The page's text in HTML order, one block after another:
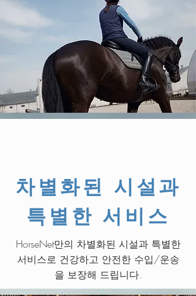
차별화된 시설과
특별한 서비스
HorseNet만의 차별화된 시설과 특별한
서비스로 건강하고 안전한 수입/운송
을 보장해 드립니다.